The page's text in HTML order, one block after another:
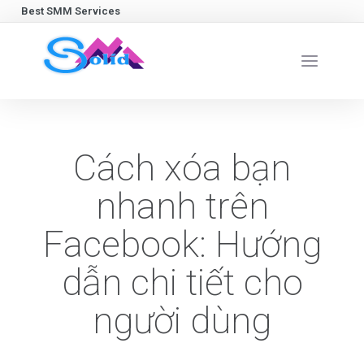
Best SMM Services
Cách xóa bạn
nhanh trên
Facebook: Hướng
dẫn chi tiết cho
người dùng